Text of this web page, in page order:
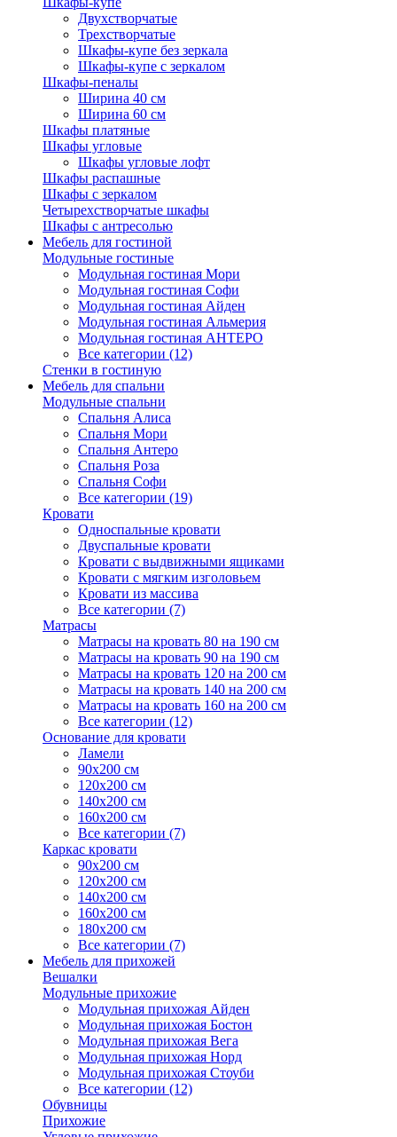
Двухстворчатые
Трехстворчатые
Шкафы-купе без зеркала
Шкафы-купе с зеркалом
Шкафы-пеналы
Ширина 40 см
Ширина 60 см
Шкафы платяные
Шкафы угловые
Шкафы угловые лофт
Шкафы распашные
Шкафы с зеркалом
Четырехстворчатые шкафы
Шкафы с антресолью
Мебель для гостиной
Модульные гостиные
Модульная гостиная Мори
Модульная гостиная Софи
Модульная гостиная Айден
Модульная гостиная Альмерия
Модульная гостиная АНТЕРО
Все категории (12)
Стенки в гостиную
Мебель для спальни
Модульные спальни
Спальня Алиса
Спальня Мори
Спальня Антеро
Спальня Роза
Спальня Софи
Все категории (19)
Кровати
Односпальные кровати
Двуспальные кровати
Кровати с выдвижными ящиками
Кровати с мягким изголовьем
Кровати из массива
Все категории (7)
Матрасы
Матрасы на кровать 80 на 190 см
Матрасы на кровать 90 на 190 см
Матрасы на кровать 120 на 200 см
Матрасы на кровать 140 на 200 см
Матрасы на кровать 160 на 200 см
Все категории (12)
Основание для кровати
Ламели
90х200 см
120х200 см
140х200 см
160х200 см
Все категории (7)
Каркас кровати
90х200 см
120х200 см
140х200 см
160х200 см
180х200 см
Все категории (7)
Мебель для прихожей
Вешалки
Модульные прихожие
Модульная прихожая Айден
Модульная прихожая Бостон
Модульная прихожая Вега
Модульная прихожая Норд
Модульная прихожая Стоуби
Все категории (12)
Обувницы
Прихожие